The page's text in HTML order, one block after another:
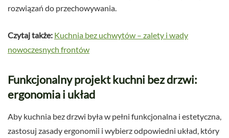
rozwiązań do przechowywania.
Czytaj także: Kuchnia bez uchwytów – zalety i wady
nowoczesnych frontów
Funkcjonalny projekt kuchni bez drzwi:
ergonomia i układ
Aby kuchnia bez drzwi była w pełni funkcjonalna i estetyczna,
zastosuj zasady ergonomii i wybierz odpowiedni układ, który